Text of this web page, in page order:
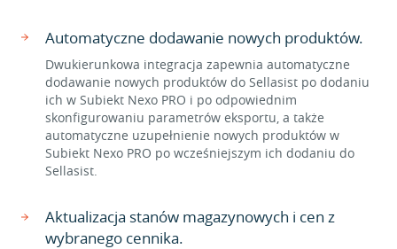
Automatyczne dodawanie nowych produktów.
Dwukierunkowa integracja zapewnia automatyczne
dodawanie nowych produktów do Sellasist po dodaniu
ich w Subiekt Nexo PRO i po odpowiednim
skonfigurowaniu parametrów eksportu, a także
automatyczne uzupełnienie nowych produktów w
Subiekt Nexo PRO po wcześniejszym ich dodaniu do
Sellasist.
Aktualizacja stanów magazynowych i cen z
wybranego cennika.